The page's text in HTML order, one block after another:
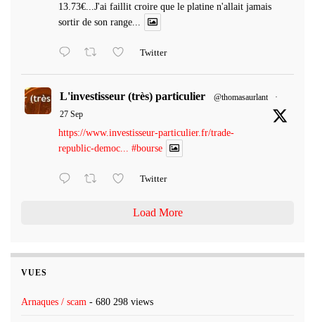
13.73€...J'ai faillit croire que le platine n'allait jamais
sortir de son range...
Twitter
L'investisseur (très) particulier @thomasaurlant
·
27 Sep
https://www.investisseur-particulier.fr/trade-
republic-democ... #bourse
Twitter
Load More
VUES
Arnaques / scam - 680 298 views